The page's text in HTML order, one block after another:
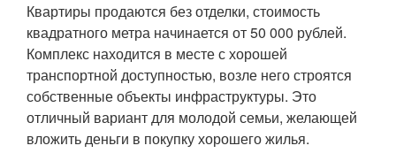
Квартиры продаются без отделки, стоимость
квадратного метра начинается от 50 000 рублей.
Комплекс находится в месте с хорошей
транспортной доступностью, возле него строятся
собственные объекты инфраструктуры. Это
отличный вариант для молодой семьи, желающей
вложить деньги в покупку хорошего жилья.